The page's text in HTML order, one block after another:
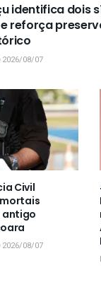
identifica dois
reforça
2026/08/07
Civil
antigo
2026/08/07